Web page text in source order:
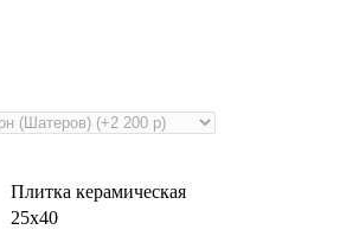
Плитка керамическая
25х40